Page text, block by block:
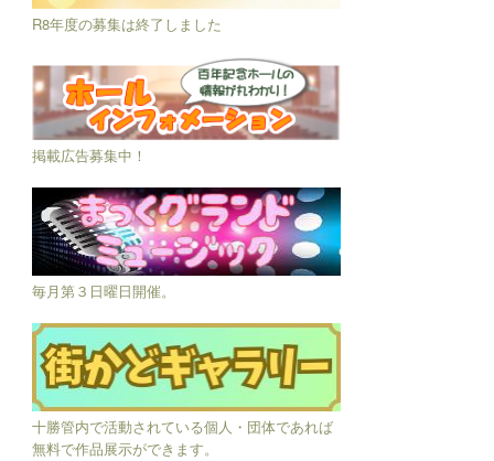
R8年度の募集は終了しました
掲載広告募集中！
毎月第３日曜日開催。
十勝管内で活動されている個人・団体であれば
無料で作品展示ができます。